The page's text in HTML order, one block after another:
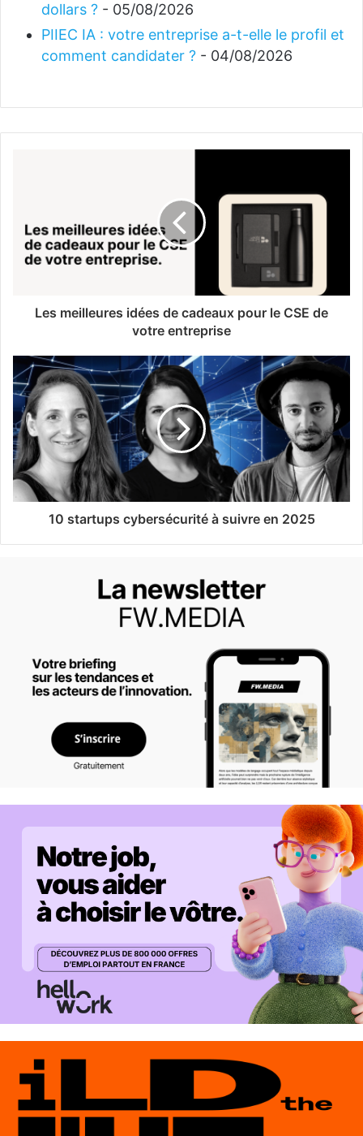
dollars ? - 05/08/2026
PIIEC IA : votre entreprise a-t-elle le profil et
comment candidater ? - 04/08/2026
Les meilleures idées de cadeaux pour le CSE de
votre entreprise
10 startups cybersécurité à suivre en 2025